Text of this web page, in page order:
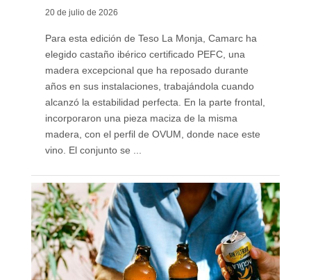
20 de julio de 2026
Para esta edición de Teso La Monja, Camarc ha
elegido castaño ibérico certificado PEFC, una
madera excepcional que ha reposado durante
años en sus instalaciones, trabajándola cuando
alcanzó la estabilidad perfecta. En la parte frontal,
incorporaron una pieza maciza de la misma
madera, con el perfil de OVUM, donde nace este
vino. El conjunto se ...